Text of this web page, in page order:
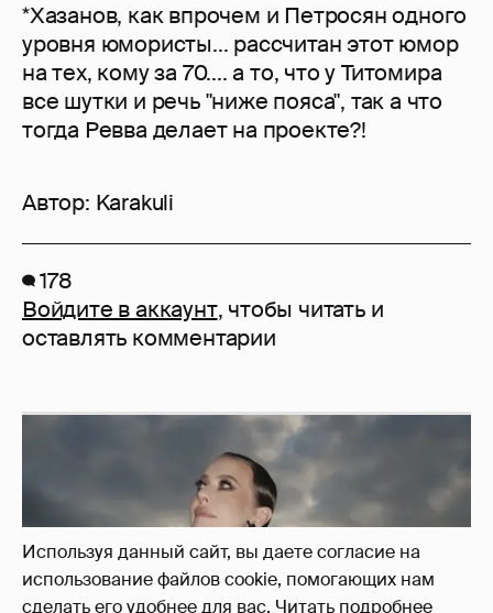
Используя данный сайт, вы даете согласие на
использование файлов cookie, помогающих нам
сделать его удобнее для вас. Читать подробнее
*Хазанов, как впрочем и Петросян одного
уровня юмористы... рассчитан этот юмор
на тех, кому за 70.... а то, что у Титомира
все шутки и речь "ниже пояса", так а что
тогда Ревва делает на проекте?!
Автор: Karakuli
178
Войдите в аккаунт, чтобы читать и
оставлять комментарии